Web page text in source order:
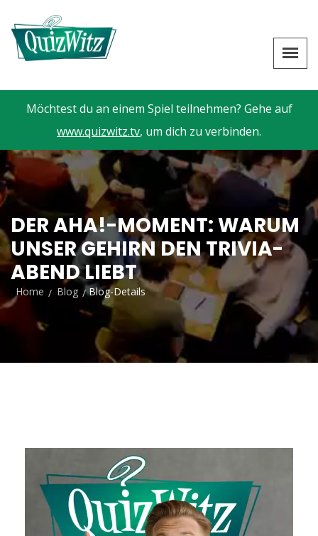
Möchtest du an einem Spiel teilnehmen? Gehe auf
www.quizwitz.tv, um dich zu verbinden.
DER AHA!-MOMENT: WARUM
UNSER GEHIRN DEN TRIVIA-
ABEND LIEBT
Home Blog Blog-Details